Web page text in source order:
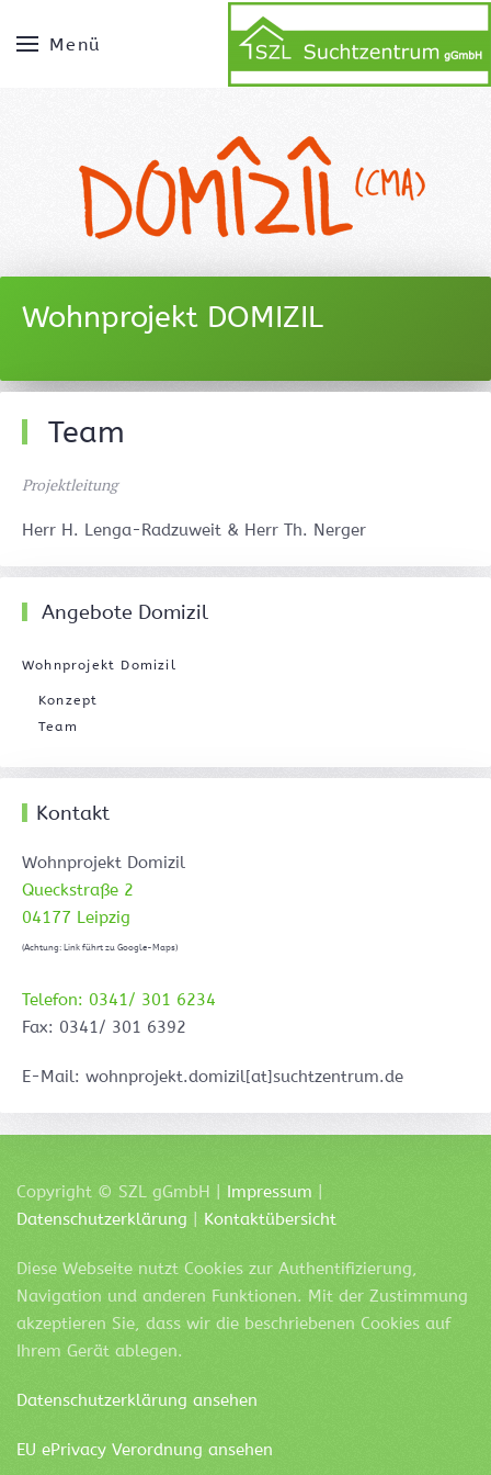
Menü
Wohnprojekt DOMIZIL
Team
Projektleitung
Herr H. Lenga-Radzuweit & Herr Th. Nerger
Angebote Domizil
Wohnprojekt Domizil
Konzept
Team
Kontakt
Wohnprojekt Domizil
Queckstraße 2
04177 Leipzig
(Achtung: Link führt zu Google-Maps)
Telefon: 0341/ 301 6234
Fax: 0341/ 301 6392
E-Mail: wohnprojekt.domizil[at]suchtzentrum.de
Copyright © SZL gGmbH | Impressum
Datenschutzerklärung
Kontaktübersicht
Diese Webseite nutzt Cookies zur Authentifizierung,
Navigation und anderen Funktionen. Mit der Zustimmung
akzeptieren Sie, dass wir die beschriebenen Cookies auf
Ihrem Gerät ablegen.
Datenschutzerklärung ansehen
EU ePrivacy Verordnung ansehen